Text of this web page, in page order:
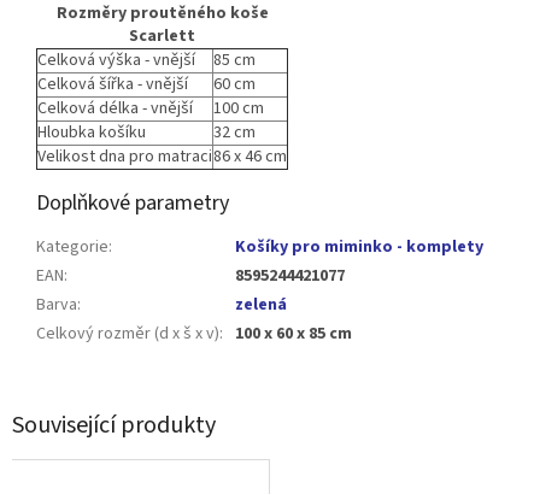
Související produkty
Rozměry proutěného koše
Scarlett
Celková výška - vnější
85 cm
Celková šířka - vnější
60 cm
Celková délka - vnější
100 cm
Hloubka košíku
32 cm
Velikost dna pro matraci86 x 46 cm
Doplňkové parametry
Kategorie:
Košíky pro miminko - komplety
EAN:
8595244421077
Barva:
zelená
Celkový rozměr (d x š x v): 100 x 60 x 85 cm